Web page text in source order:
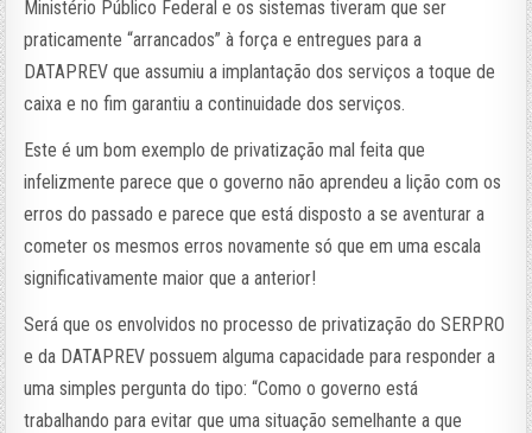
Ministério Público Federal e os sistemas tiveram que ser
praticamente “arrancados” à força e entregues para a
DATAPREV que assumiu a implantação dos serviços a toque de
caixa e no fim garantiu a continuidade dos serviços.
Este é um bom exemplo de privatização mal feita que
infelizmente parece que o governo não aprendeu a lição com os
erros do passado e parece que está disposto a se aventurar a
cometer os mesmos erros novamente só que em uma escala
significativamente maior que a anterior!
Será que os envolvidos no processo de privatização do SERPRO
e da DATAPREV possuem alguma capacidade para responder a
uma simples pergunta do tipo: “Como o governo está
trabalhando para evitar que uma situação semelhante a que